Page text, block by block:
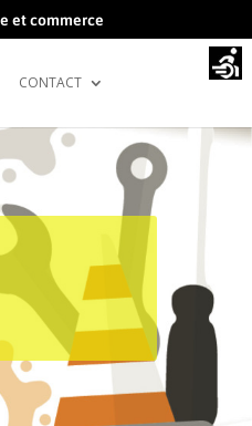
et commerce
CONTACT